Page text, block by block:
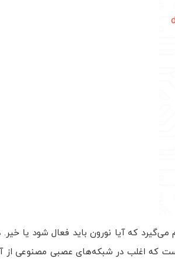
که آیا نورون باید فعال شود یا خیر.
که اغلب در شبکه‌های عصبی مصنوعی از